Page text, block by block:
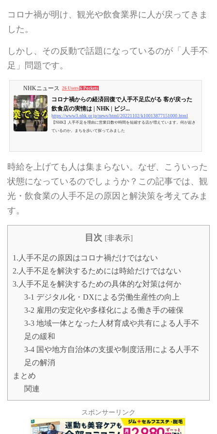
コロナ禍が明け、観光や飲食業界に人が戻ってきま
した。
しかし、その反動で話題になっているのが「人手不
足」問題です。
NHKニュース 26 Users 6 Pockets
コロナ禍からの経済回復で人手不足広がる 客が戻った
飲食店の実情は | NHK | ビジ...
https://www3.nhk.or.jp/news/html/20221102/k10013877151000.html
【NHK】人手不足を理由に営業日数や時間を短縮する店が増えています。何が起き
ているのか。まちを歩いて探ってみました
時給を上げても人は集まらない。なぜ、こういった
状態になっているのでしょうか？この記事では、観
光・飲食業の人手不足の原因と解決策を考えてみま
す。
目次 [非表示]
1.人手不足の原因はコロナ禍だけではない
2.人手不足を解決するためには時給だけではない
3.人手不足を解決するための具体的な対策は何か
3-1 デジタル化・DXによる労働生産性の向上
3-2 雇用の安定化や多様化による働き手の確保
3-3 地域一体となった人材育成や共有による人手不
足の緩和
3-4 国や地方自治体の支援や制度活用による人手不
足の解消
まとめ
関連
スポンサーリンク